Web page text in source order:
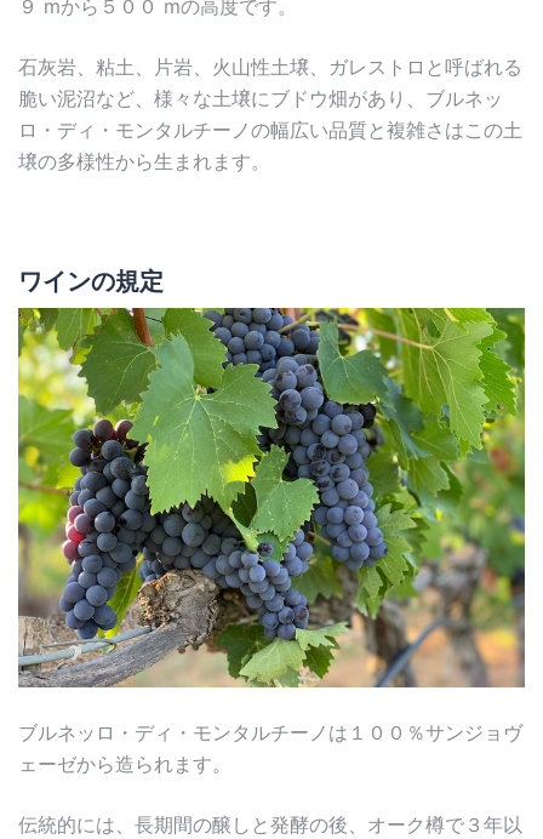
９ mから５００ mの高度です。
石灰岩、粘土、片岩、火山性土壌、ガレストロと呼ばれる
脆い泥沼など、様々な土壌にブドウ畑があり、ブルネッ
ロ・ディ・モンタルチーノの幅広い品質と複雑さはこの土
壌の多様性から生まれます。
ワインの規定
ブルネッロ・ディ・モンタルチーノは１００％サンジョヴ
ェーゼから造られます。
伝統的には、長期間の醸しと発酵の後、オーク樽で３年以